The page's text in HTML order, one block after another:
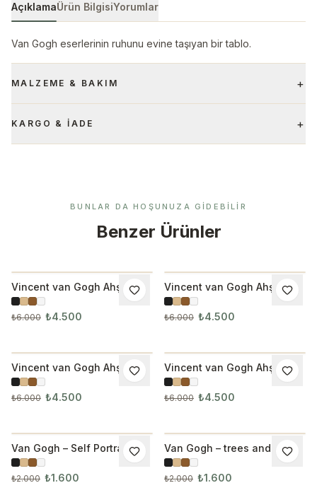
AçıklamaÜrün BilgisiYorumlar
Van Gogh eserlerinin ruhunu evine taşıyan bir tablo.
MALZEME & BAKIM +
KARGO & İADE +
BUNLAR DA HOŞUNUZA GIDEBILIR
Benzer Ürünler
İNDIRIM
Vincent van Gogh Ahşap
Çerçeveli 3’lü Tablo Seti
3001
₺6.000 ₺4.500
İNDIRIM
Vincent van Gogh Ahşap
Çerçeveli 3’lü Tablo Seti
3002
₺6.000 ₺4.500
İNDIRIM
Vincent van Gogh Ahşap
Çerçeveli 3’lü Tablo Seti
3003
₺6.000 ₺4.500
İNDIRIM
Vincent van Gogh Ahşap
Çerçeveli 3’lü Tablo Seti
3004
₺6.000 ₺4.500
İNDIRIM
Van Gogh – Self Portraits
Tablo
₺2.000 ₺1.600
İNDIRIM
Van Gogh – trees and
grasses Tablo
₺2.000 ₺1.600